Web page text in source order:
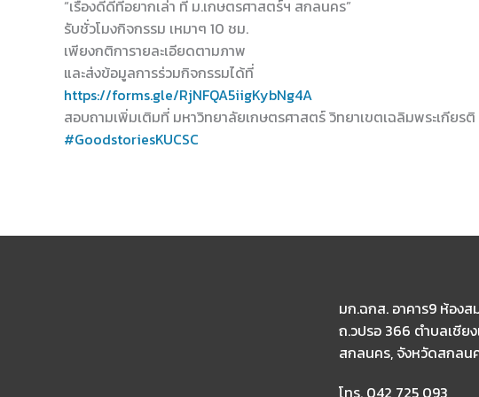
“เรื่องดีดีที่อยากเล่า ที่ ม.เกษตรศาสตร์ฯ สกลนคร”
รับชั่วโมงกิจกรรม เหมาๆ 10 ชม.
เพียงกติการายละเอียดตามภาพ
และส่งข้อมูลการร่วมกิจกรรมได้ที่
https://forms.gle/RjNFQA5iigKybNg4A
สอบถามเพิ่มเติมที่ มหาวิทยาลัยเกษตรศาสตร์ วิทยาเขตเฉลิมพระเกียร
#GoodstoriesKUCSC
มก.ฉกส. อาคาร9 ห้องส
ถ.วปรอ 366 ตำบลเชียง
สกลนคร, จังหวัดสกลน
โทร. 042 725 093